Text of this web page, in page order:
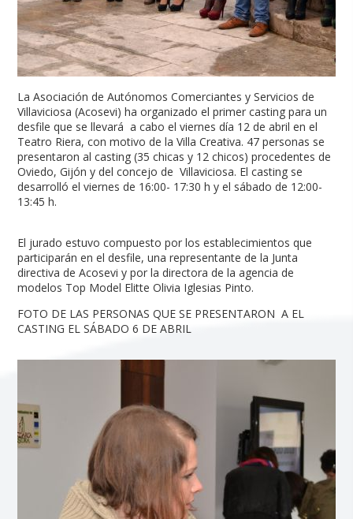
La Asociación de Autónomos Comerciantes y Servicios de
Villaviciosa (Acosevi) ha organizado el primer casting para un
desfile que se llevará a cabo el viernes día 12 de abril en el
Teatro Riera, con motivo de la Villa Creativa. 47 personas se
presentaron al casting (35 chicas y 12 chicos) procedentes de
Oviedo, Gijón y del concejo de Villaviciosa. El casting se
desarrolló el viernes de 16:00- 17:30 h y el sábado de 12:00-
13:45 h.
El jurado estuvo compuesto por los establecimientos que
participarán en el desfile, una representante de la Junta
directiva de Acosevi y por la directora de la agencia de
modelos Top Model Elitte Olivia Iglesias Pinto.
FOTO DE LAS PERSONAS QUE SE PRESENTARON A EL
CASTING EL SÁBADO 6 DE ABRIL